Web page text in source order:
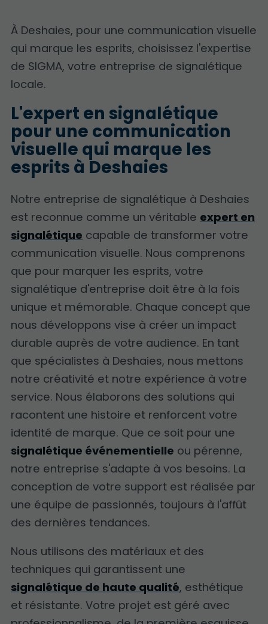
À Deshaies, pour une communication visuelle
qui marque les esprits, choisissez l'expertise
de SIGMA, votre entreprise de signalétique
locale.
L'expert en signalétique
pour une communication
visuelle qui marque les
esprits à Deshaies
Notre entreprise de signalétique à Deshaies
est reconnue comme un véritable expert en
signalétique capable de transformer votre
communication visuelle. Nous comprenons
que pour marquer les esprits, votre
signalétique d'entreprise doit être à la fois
unique et mémorable. Chaque concept que
nous développons vise à créer un impact
durable auprès de votre audience. En tant
que spécialistes à Deshaies, nous mettons
notre créativité et notre expérience à votre
service. Nous élaborons des solutions qui
racontent une histoire et renforcent votre
identité de marque. Que ce soit pour une
signalétique événementielle ou pérenne,
notre entreprise s'adapte à vos besoins. La
conception de votre support est réalisée par
une équipe de passionnés, toujours à l'affût
des dernières tendances.
Nous utilisons des matériaux et des
techniques qui garantissent une
signalétique de haute qualité, esthétique
et résistante. Votre projet est géré avec